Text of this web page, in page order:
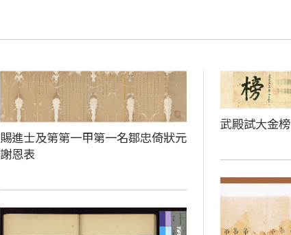
賜進士及第第一甲第一名鄒忠倚狀元
謝恩表
武殿試大金榜